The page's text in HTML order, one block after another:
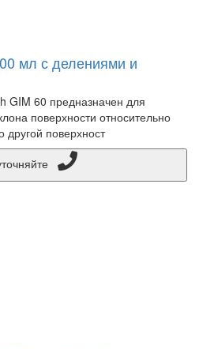
мл с делениями и
GIM 60 предназначен для
поверхности относительно
другой поверхност